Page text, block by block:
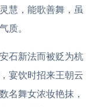
慧，能歌善舞，虽
质。
石新法而被贬为杭
宴饮时招来王朝云
名舞女浓妆艳抹，